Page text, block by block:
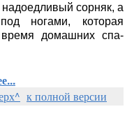
сорняк, а
ногами, которая
домашних спа-
к полной версии